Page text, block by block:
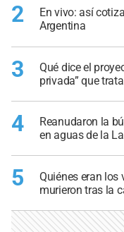
2
En vivo: así
Argentina
3
Qué dice el
privada” que
4
Reanudaron la
en aguas de la
5
Quiénes eran los
murieron tras la